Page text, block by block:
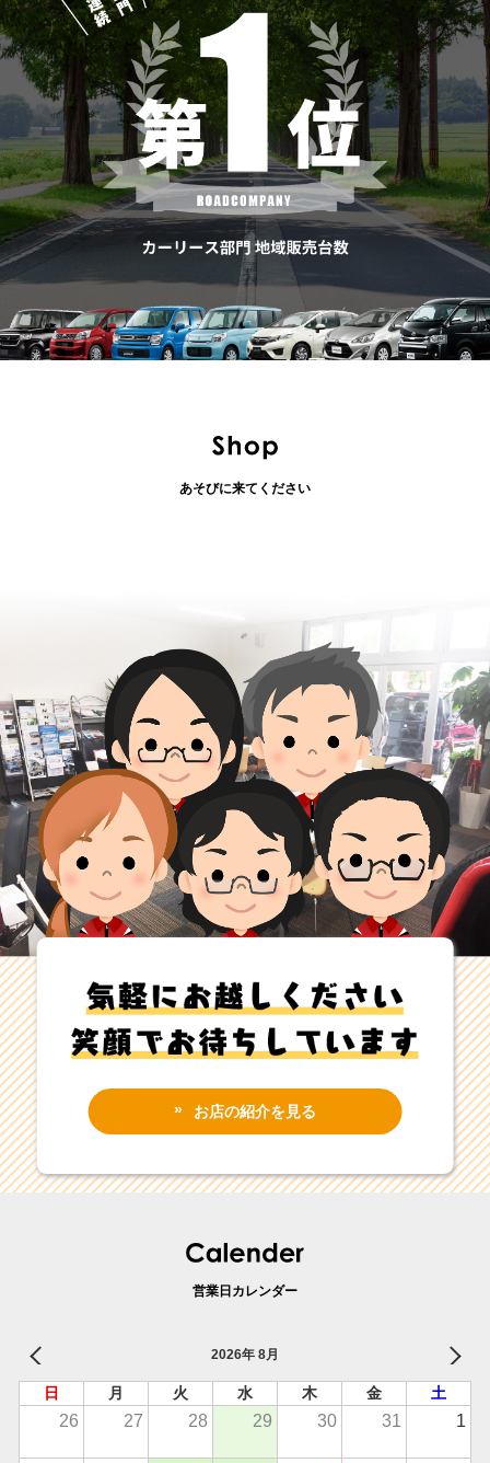
あそびに来てください
お店の紹介を見る
営業日カレンダー
2026年 8月
日 月 火 水 木 金 土
26 27 28 29 30 31 1